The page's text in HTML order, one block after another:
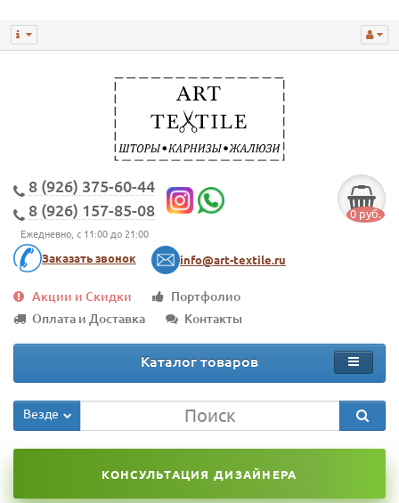
8 (926) 375-60-44
8 (926) 157-85-08
Ежедневно, с 11:00 до 21:00
Заказать звонок info@art-textile.ru
0 руб.
Акции и Скидки
Портфолио
Оплата и Доставка
Контакты
Каталог товаров
Везде
КОНСУЛЬТАЦИЯ ДИЗАЙНЕРА